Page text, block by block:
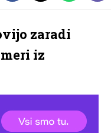
zaradi
iz